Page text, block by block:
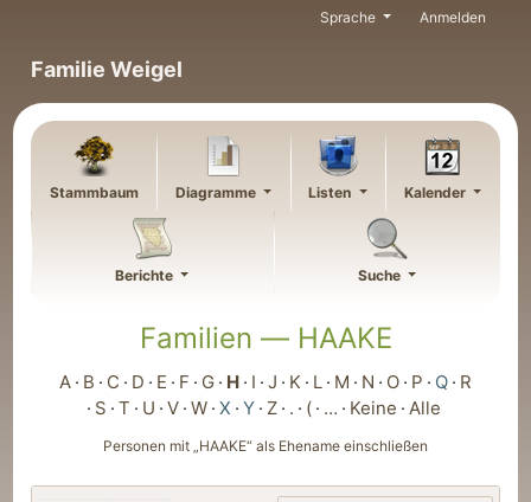
Familie Weigel
Sprache Anmelden
Stammbaum Diagramme Listen Kalender
Berichte Suche
Familien — HAAKE
A B C D E F G H I J K L M N O P Q R
S T U V W X Y Z . ( … Keine Alle
Personen mit „HAAKE“ als Ehename einschließen